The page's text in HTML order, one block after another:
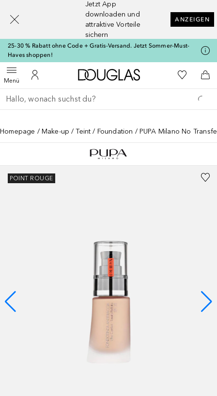
Jetzt App
downloaden und
attraktive Vorteile
sichern
ANZEIGEN
25-30 % Rabatt ohne Code + Gratis-Versand. Jetzt Sommer-Must-
Haves shoppen!
MenüMenü öffnenZu Meinem Kundenkonto
Zur Douglas Startseite
Zu Meiner
Gehe zurück
Suche ausführen
Homepage Make-up Teint Foundation PUPA Milano No
POINT ROUGE
[navigation.slideout.screenreader]